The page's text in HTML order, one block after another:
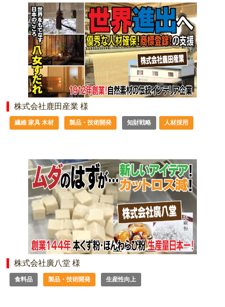
株式会社鹿田産業 様
繊維 家具 木材 製品・技術開発 知財戦略 人材採用
株式会社廣八堂 様
食料品 製品・技術開発 生産性向上